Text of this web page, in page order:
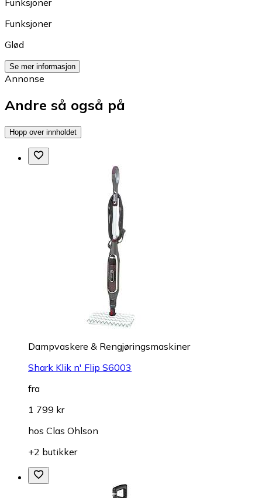
Funksjoner
Funksjoner
Glød
Se mer informasjon
Annonse
Andre så også på
Hopp over innholdet
Dampvaskere & Rengjøringsmaskiner
Shark Klik n' Flip S6003
fra
1 799 kr
hos Clas Ohlson
+2 butikker